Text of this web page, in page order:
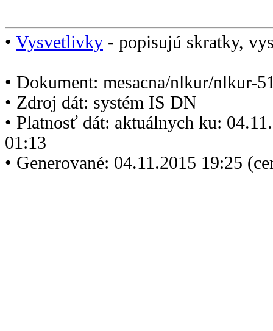
• Vysvetlivky - popisujú skratky,
• Dokument: mesacna/nlkur/nlkur-
• Zdroj dát: systém IS DN
• Platnosť dát: aktuálnych ku:
01:13
• Generované: 04.11.2015 19:25